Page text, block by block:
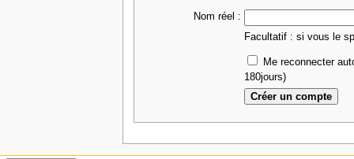
Nom réel :
Facultatif : si vous le
Me reconnecter
180jours)